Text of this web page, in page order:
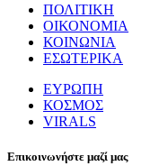
ΠΟΛΙΤΙΚΗ
ΟΙΚΟΝΟΜΙΑ
ΚΟΙΝΩΝΙΑ
ΕΣΩΤΕΡΙΚΑ
ΕΥΡΩΠΗ
ΚΟΣΜΟΣ
VIRALS
Επικοινωνήστε μαζί μας